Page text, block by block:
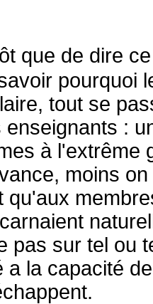
que de dire
pourquoi
tout se
enseignants :
à
moins
qu'aux
pas sur tel ou
a la capacité